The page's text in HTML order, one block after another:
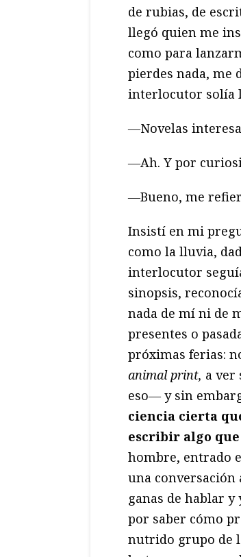
de rubias, de
llegó quien me
como para
pierdes nada, me
interlocutor solía
―Novelas
―Ah. Y por
―Bueno, me
Insistí en mi
como la lluvia,
interlocutor
sinopsis,
nada de mí ni de
presentes o
próximas ferias:
animal print, a ver
eso― y sin
ciencia cierta
escribir algo
hombre, entrado
una conversación
ganas de hablar
por saber cómo
nutrido grupo de